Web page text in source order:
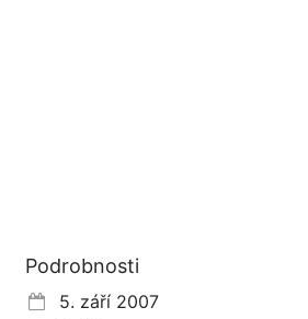
Podrobnosti
5. září 2007